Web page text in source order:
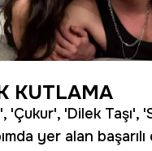
KUTLAMA
'Çukur', 'Dilek Taşı',
yer alan